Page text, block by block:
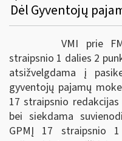
VMI prie
straipsnio 1 dalies 2
atsižvelgdama į
gyventojų pajamų
17 straipsnio
bei siekdama
GPMĮ 17 straipsnio